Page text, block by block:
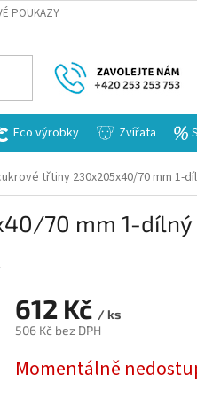
POUKAZY
Eco výrobky Zvířata
třtiny 230x205x40/70 mm 1-
70 mm 1-
612 Kč / ks
506 Kč bez DPH
cena:
Momentálně